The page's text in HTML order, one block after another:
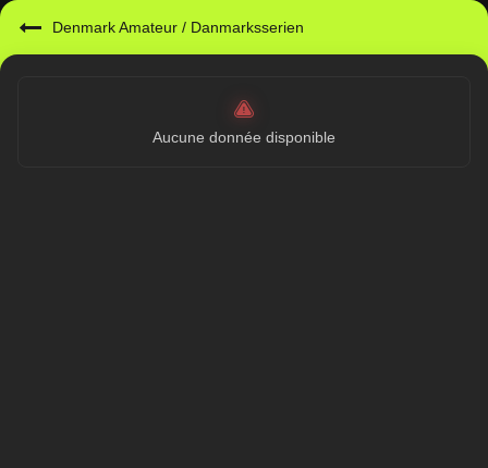
Denmark Amateur / Danmarksserien
Aucune donnée disponible